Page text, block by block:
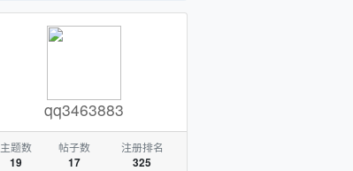
qq3463883
主题数
19
帖子数
17
注册排名
325